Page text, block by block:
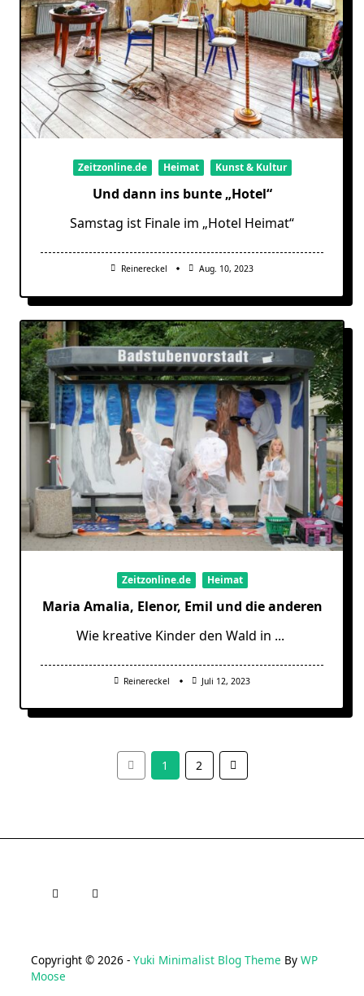
Zeitzonline.de Heimat Kunst & Kultur
Und dann ins bunte „Hotel“
Samstag ist Finale im „Hotel Heimat“
Reinereckel Aug. 10, 2023
Zeitzonline.de Heimat
Maria Amalia, Elenor, Emil und die anderen
Wie kreative Kinder den Wald in ...
Reinereckel Juli 12, 2023
1 2
Copyright © 2026 - Yuki Minimalist Blog Theme By WP
Moose